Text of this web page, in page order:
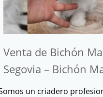
Venta de Bichón
Segovia – Bichón
un criadero